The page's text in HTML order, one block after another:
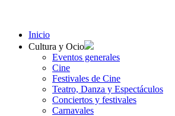
Inicio
Cultura y Ocio
Eventos generales
Cine
Festivales de Cine
Teatro, Danza y Espectáculos
Conciertos y festivales
Carnavales